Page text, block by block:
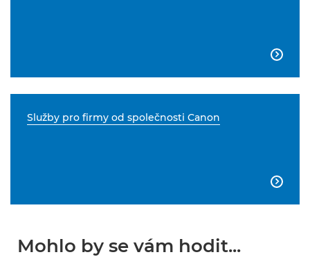

Služby pro firmy od společnosti Canon

Mohlo by se vám hodit...